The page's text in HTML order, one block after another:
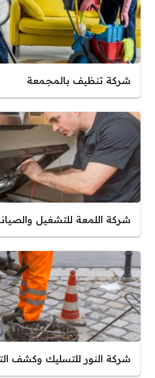
شركة تنظيف بالمجمعة
شركة اللمعة للتشغيل
شركة النور للتسليك وكشف